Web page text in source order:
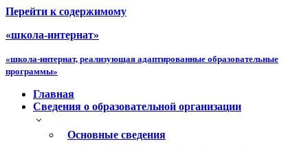
Перейти к содержимому
«школа-интернат»
«школа-интернат, реализующая адаптированные образовательные
программы»
Главная
Сведения о образовательной организации
Основные сведения